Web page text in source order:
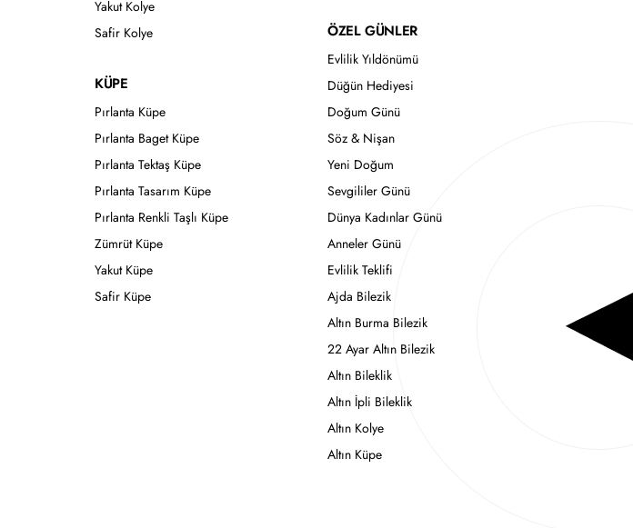
Yakut Kolye
Safir Kolye
KÜPE
Pırlanta Küpe
Pırlanta Baget Küpe
Pırlanta Tektaş Küpe
Pırlanta Tasarım Küpe
Pırlanta Renkli Taşlı Küpe
Zümrüt Küpe
Yakut Küpe
Safir Küpe
ÖZEL GÜNLER
Evlilik Yıldönümü
Düğün Hediyesi
Doğum Günü
Söz & Nişan
Yeni Doğum
Sevgililer Günü
Dünya Kadınlar Günü
Anneler Günü
Evlilik Teklifi
Ajda Bilezik
Altın Burma Bilezik
22 Ayar Altın Bilezik
Altın Bileklik
Altın İpli Bileklik
Altın Kolye
Altın Küpe